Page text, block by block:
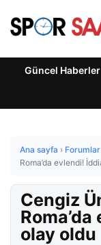
Güncel Haberler
Ana sayfa › Forumlar
Roma’da evlendi!
Cengiz
olay oldu